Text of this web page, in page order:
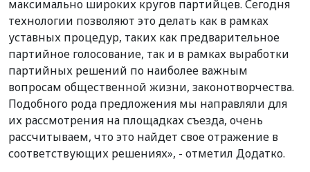
максимально широких кругов партийцев. Сегодня
технологии позволяют это делать как в рамках
уставных процедур, таких как предварительное
партийное голосование, так и в рамках выработки
партийных решений по наиболее важным
вопросам общественной жизни, законотворчества.
Подобного рода предложения мы направляли для
их рассмотрения на площадках съезда, очень
рассчитываем, что это найдет свое отражение в
соответствующих решениях», - отметил Додатко.